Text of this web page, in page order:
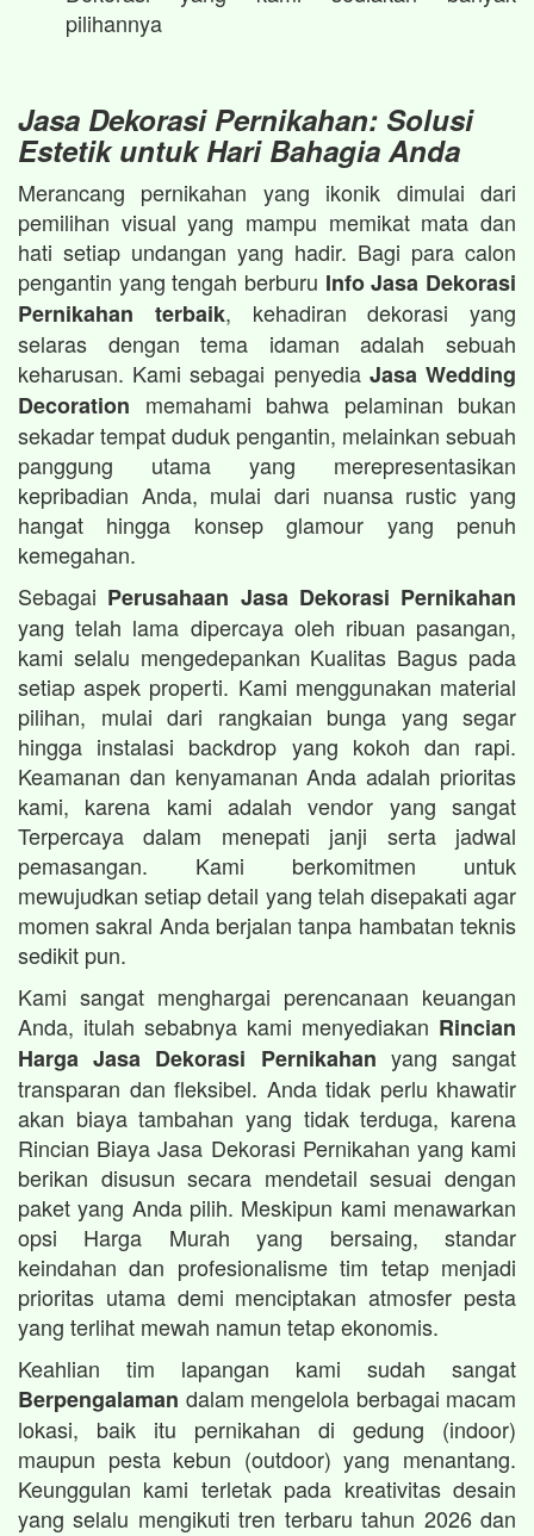
pilihannya
Jasa Dekorasi Pernikahan: Solusi
Estetik untuk Hari Bahagia Anda
Merancang pernikahan yang ikonik dimulai dari
pemilihan visual yang mampu memikat mata dan
hati setiap undangan yang hadir. Bagi para calon
pengantin yang tengah berburu Info Jasa Dekorasi
Pernikahan terbaik, kehadiran dekorasi yang
selaras dengan tema idaman adalah sebuah
keharusan. Kami sebagai penyedia Jasa Wedding
Decoration memahami bahwa pelaminan bukan
sekadar tempat duduk pengantin, melainkan sebuah
panggung utama yang merepresentasikan
kepribadian Anda, mulai dari nuansa rustic yang
hangat hingga konsep glamour yang penuh
kemegahan.
Sebagai Perusahaan Jasa Dekorasi Pernikahan
yang telah lama dipercaya oleh ribuan pasangan,
kami selalu mengedepankan Kualitas Bagus pada
setiap aspek properti. Kami menggunakan material
pilihan, mulai dari rangkaian bunga yang segar
hingga instalasi backdrop yang kokoh dan rapi.
Keamanan dan kenyamanan Anda adalah prioritas
kami, karena kami adalah vendor yang sangat
Terpercaya dalam menepati janji serta jadwal
pemasangan. Kami berkomitmen untuk
mewujudkan setiap detail yang telah disepakati agar
momen sakral Anda berjalan tanpa hambatan teknis
sedikit pun.
Kami sangat menghargai perencanaan keuangan
Anda, itulah sebabnya kami menyediakan Rincian
Harga Jasa Dekorasi Pernikahan yang sangat
transparan dan fleksibel. Anda tidak perlu khawatir
akan biaya tambahan yang tidak terduga, karena
Rincian Biaya Jasa Dekorasi Pernikahan yang kami
berikan disusun secara mendetail sesuai dengan
paket yang Anda pilih. Meskipun kami menawarkan
opsi Harga Murah yang bersaing, standar
keindahan dan profesionalisme tim tetap menjadi
prioritas utama demi menciptakan atmosfer pesta
yang terlihat mewah namun tetap ekonomis.
Keahlian tim lapangan kami sudah sangat
Berpengalaman dalam mengelola berbagai macam
lokasi, baik itu pernikahan di gedung (indoor)
maupun pesta kebun (outdoor) yang menantang.
Keunggulan kami terletak pada kreativitas desain
yang selalu mengikuti tren terbaru tahun 2026 dan